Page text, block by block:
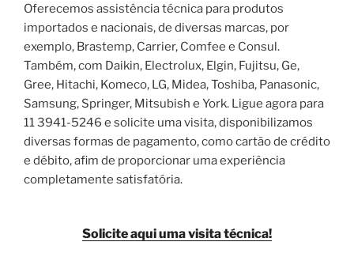
Oferecemos assistência técnica para produtos
importados e nacionais, de diversas marcas, por
exemplo, Brastemp, Carrier, Comfee e Consul.
Também, com Daikin, Electrolux, Elgin, Fujitsu, Ge,
Gree, Hitachi, Komeco, LG, Midea, Toshiba, Panasonic,
Samsung, Springer, Mitsubish e York. Ligue agora para
11 3941-5246 e solicite uma visita, disponibilizamos
diversas formas de pagamento, como cartão de crédito
e débito, afim de proporcionar uma experiência
completamente satisfatória.
Solicite aqui uma visita técnica!